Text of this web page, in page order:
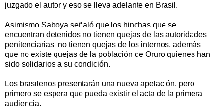
juzgado el autor y eso se lleva adelante en Brasil.
Asimismo Saboya señaló que los hinchas que se
encuentran detenidos no tienen quejas de las autoridades
penitenciarias, no tienen quejas de los internos, además
que no existe quejas de la población de Oruro quienes han
sido solidarios a su condición.
Los brasileños presentarán una nueva apelación, pero
primero se espera que pueda existir el acta de la primera
audiencia.